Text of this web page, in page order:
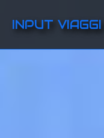
INPUT VIAGGI